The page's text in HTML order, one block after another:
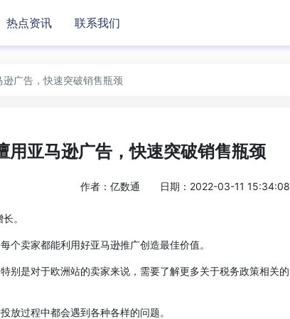
热点资讯 联系我们
广告，快速突破销售瓶颈
用亚马逊广告，快速突破销售瓶颈
作者：亿数通 日期：2022-03-11 15:34:08
。
卖家都能利用好亚马逊推广创造最佳价值。
是对于欧洲站的卖家来说，需要了解更多关于税务政策相关的
过程中都会遇到各种各样的问题。